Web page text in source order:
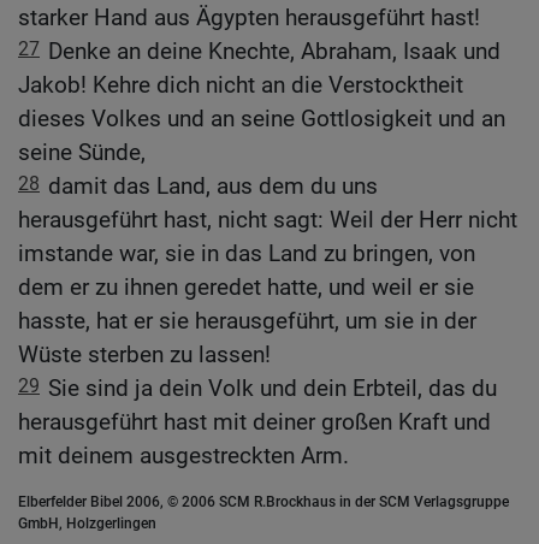
starker Hand aus Ägypten herausgeführt hast!
27 Denke an deine Knechte, Abraham, Isaak und
Jakob! Kehre dich nicht an die Verstocktheit
dieses Volkes und an seine Gottlosigkeit und an
seine Sünde,
28 damit das Land, aus dem du uns
herausgeführt hast, nicht sagt: Weil der Herr nicht
imstande war, sie in das Land zu bringen, von
dem er zu ihnen geredet hatte, und weil er sie
hasste, hat er sie herausgeführt, um sie in der
Wüste sterben zu lassen!
29 Sie sind ja dein Volk und dein Erbteil, das du
herausgeführt hast mit deiner großen Kraft und
mit deinem ausgestreckten Arm.
Elberfelder Bibel 2006, © 2006 SCM R.Brockhaus in der SCM Verlagsgruppe
GmbH, Holzgerlingen